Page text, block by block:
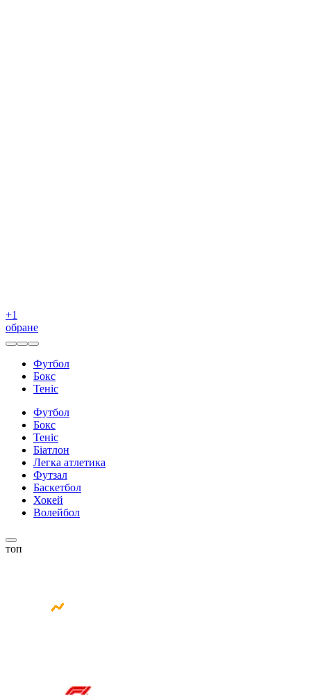
+1
обране
Футбол
Бокс
Теніс
Футбол
Бокс
Теніс
Біатлон
Легка атлетика
Футзал
Баскетбол
Хокей
Волейбол
топ